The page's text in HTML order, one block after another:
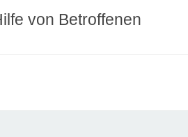
von Betroffenen